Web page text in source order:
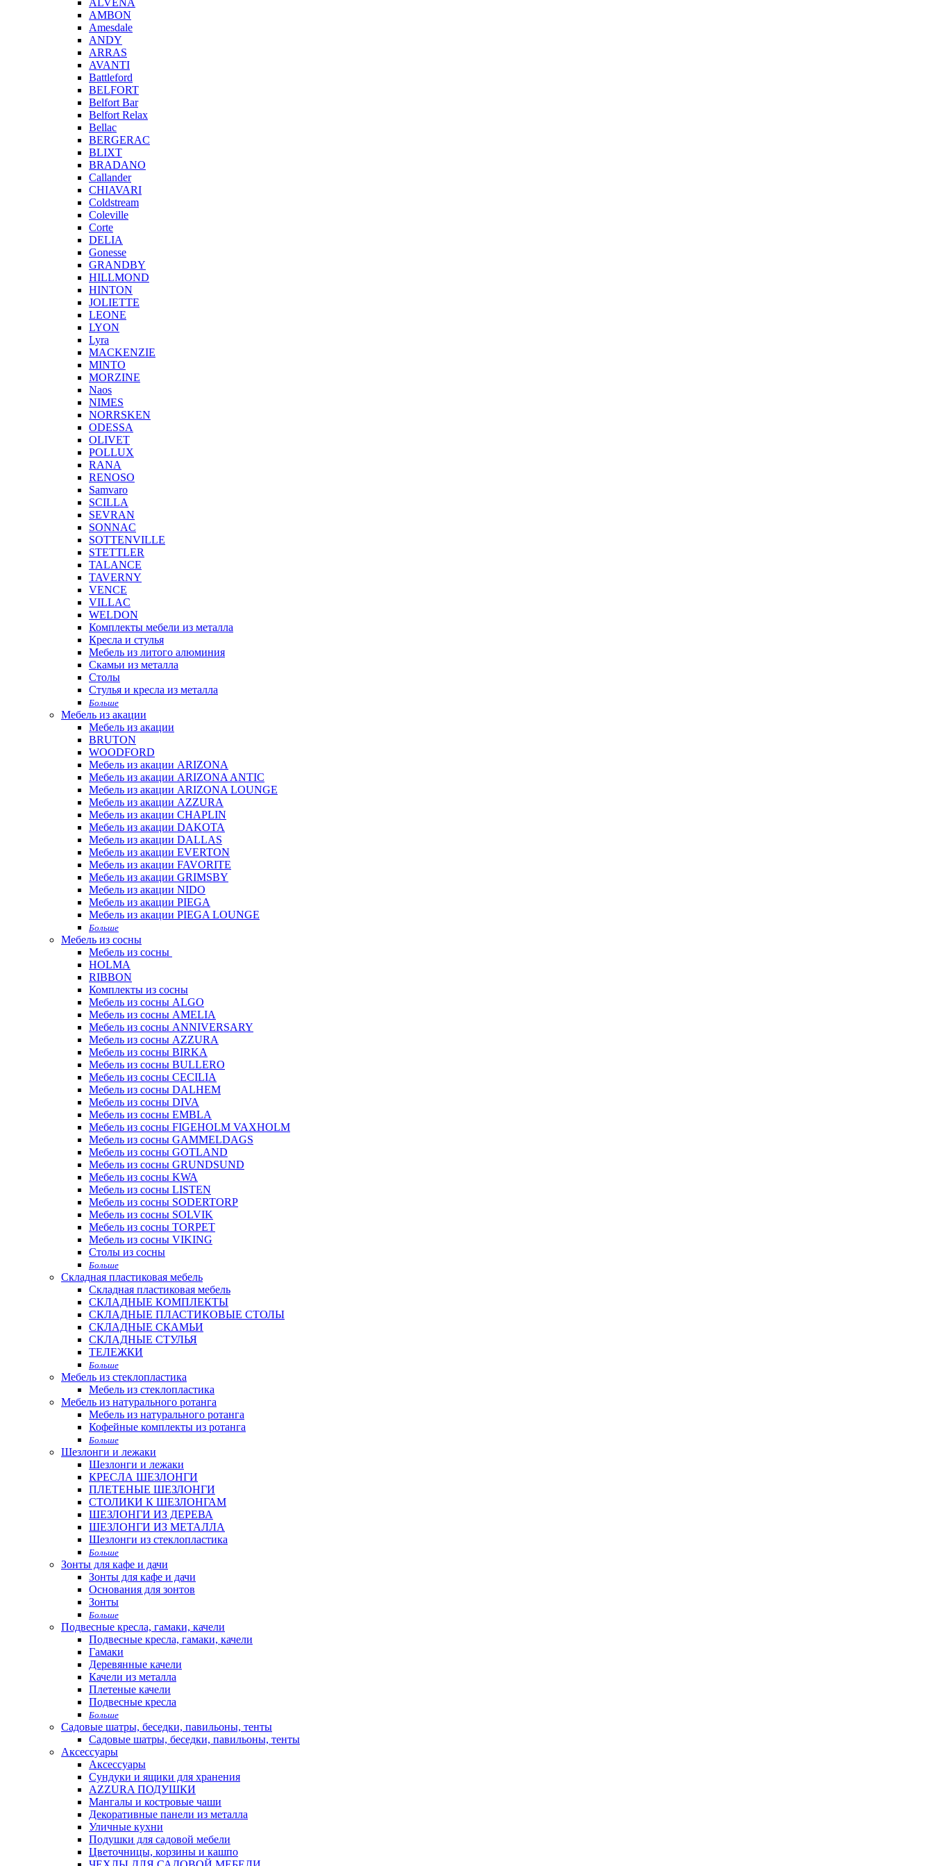
ALVENA
AMBON
Amesdale
ANDY
ARRAS
AVANTI
Battleford
BELFORT
Belfort Bar
Belfort Relax
Bellac
BERGERAC
BLIXT
BRADANO
Callander
CHIAVARI
Coldstream
Coleville
Corte
DELIA
Gonesse
GRANDBY
HILLMOND
HINTON
JOLIETTE
LEONE
LYON
Lyra
MACKENZIE
MINTO
MORZINE
Naos
NIMES
NORRSKEN
ODESSA
OLIVET
POLLUX
RANA
RENOSO
Samvaro
SCILLA
SEVRAN
SONNAC
SOTTENVILLE
STETTLER
TALANCE
TAVERNY
VENCE
VILLAC
WELDON
Комплекты мебели из металла
Кресла и стулья
Мебель из литого алюминия
Скамьи из металла
Столы
Стулья и кресла из металла
Больше
Мебель из акации
Мебель из акации
BRUTON
WOODFORD
Мебель из акации ARIZONA
Мебель из акации ARIZONA ANTIC
Мебель из акации ARIZONA LOUNGE
Мебель из акации AZZURA
Мебель из акации CHAPLIN
Мебель из акации DAKOTA
Мебель из акации DALLAS
Мебель из акации EVERTON
Мебель из акации FAVORITE
Мебель из акации GRIMSBY
Мебель из акации NIDO
Мебель из акации PIEGA
Мебель из акации PIEGA LOUNGE
Больше
Мебель из сосны
Мебель из сосны
HOLMA
RIBBON
Комплекты из сосны
Мебель из сосны ALGO
Мебель из сосны AMELIA
Мебель из сосны ANNIVERSARY
Мебель из сосны AZZURA
Мебель из сосны BIRKA
Мебель из сосны BULLERO
Мебель из сосны CECILIA
Мебель из сосны DALHEM
Мебель из сосны DIVA
Мебель из сосны EMBLA
Мебель из сосны FIGEHOLM VAXHOLM
Мебель из сосны GAMMELDAGS
Мебель из сосны GOTLAND
Мебель из сосны GRUNDSUND
Мебель из сосны KWA
Мебель из сосны LISTEN
Мебель из сосны SODERTORP
Мебель из сосны SOLVIK
Мебель из сосны TORPET
Мебель из сосны VIKING
Столы из сосны
Больше
Складная пластиковая мебель
Складная пластиковая мебель
СКЛАДНЫЕ КОМПЛЕКТЫ
СКЛАДНЫЕ ПЛАСТИКОВЫЕ СТОЛЫ
СКЛАДНЫЕ СКАМЬИ
СКЛАДНЫЕ СТУЛЬЯ
ТЕЛЕЖКИ
Больше
Мебель из стеклопластика
Мебель из стеклопластика
Мебель из натурального ротанга
Мебель из натурального ротанга
Кофейные комплекты из ротанга
Больше
Шезлонги и лежаки
Шезлонги и лежаки
КРЕСЛА ШЕЗЛОНГИ
ПЛЕТЕНЫЕ ШЕЗЛОНГИ
СТОЛИКИ К ШЕЗЛОНГАМ
ШЕЗЛОНГИ ИЗ ДЕРЕВА
ШЕЗЛОНГИ ИЗ МЕТАЛЛА
Шезлонги из стеклопластика
Больше
Зонты для кафе и дачи
Зонты для кафе и дачи
Основания для зонтов
Зонты
Больше
Подвесные кресла, гамаки, качели
Подвесные кресла, гамаки, качели
Гамаки
Деревянные качели
Качели из металла
Плетеные качели
Подвесные кресла
Больше
Садовые шатры, беседки, павильоны, тенты
Садовые шатры, беседки, павильоны, тенты
Аксессуары
Аксессуары
Сундуки и ящики для хранения
AZZURA ПОДУШКИ
Мангалы и костровые чаши
Декоративные панели из металла
Уличные кухни
Подушки для садовой мебели
Цветочницы, корзины и кашпо